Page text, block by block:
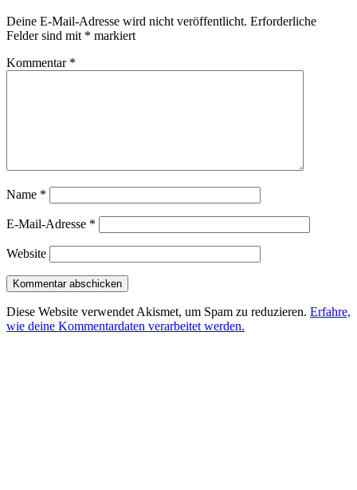
Deine E-Mail-Adresse wird nicht veröffentlicht. Erforderliche
Felder sind mit * markiert
Kommentar *
Name *
E-Mail-Adresse *
Website
Diese Website verwendet Akismet, um Spam zu reduzieren. Erfahre,
wie deine Kommentardaten verarbeitet werden.